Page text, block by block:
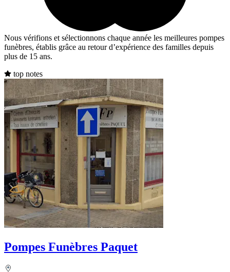
Nous vérifions et sélectionnons chaque année les meilleures pompes
funèbres, établis grâce au retour d’expérience des familles depuis
plus de 15 ans.
top notes
Pompes Funèbres Paquet